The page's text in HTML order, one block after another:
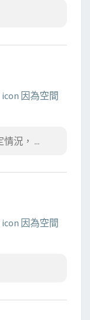
因為空間
況， ...
因為空間